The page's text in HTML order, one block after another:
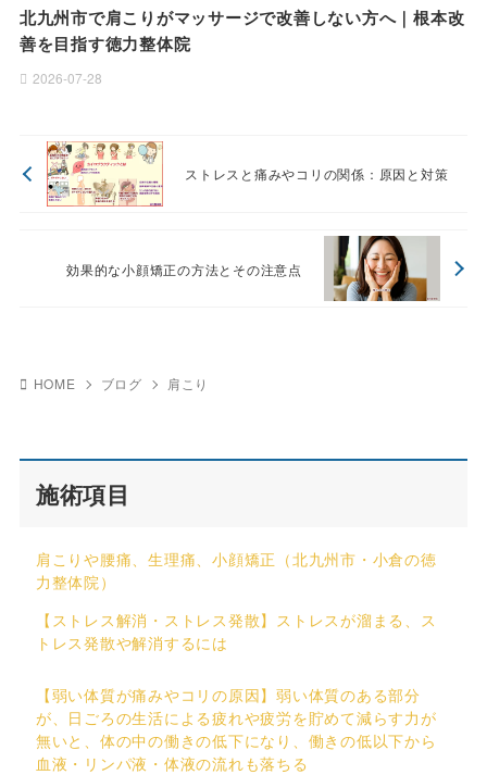
北九州市で肩こりがマッサージで改善しない方へ｜根本改
善を目指す徳力整体院
2026-07-28
ストレスと痛みやコリの関係：原因と対策
効果的な小顔矯正の方法とその注意点
HOME ブログ 肩こり
施術項目
肩こりや腰痛、生理痛、小顔矯正（北九州市・小倉の徳
力整体院）
【ストレス解消・ストレス発散】ストレスが溜まる、ス
トレス発散や解消するには
【弱い体質が痛みやコリの原因】弱い体質のある部分
が、日ごろの生活による疲れや疲労を貯めて減らす力が
無いと、体の中の働きの低下になり、働きの低以下から
血液・リンパ液・体液の流れも落ちる